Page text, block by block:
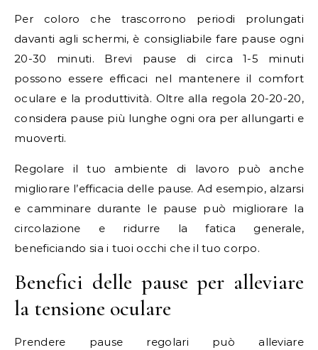
Per coloro che trascorrono periodi prolungati
davanti agli schermi, è consigliabile fare pause ogni
20-30 minuti. Brevi pause di circa 1-5 minuti
possono essere efficaci nel mantenere il comfort
oculare e la produttività. Oltre alla regola 20-20-20,
considera pause più lunghe ogni ora per allungarti e
muoverti.
Regolare il tuo ambiente di lavoro può anche
migliorare l’efficacia delle pause. Ad esempio, alzarsi
e camminare durante le pause può migliorare la
circolazione e ridurre la fatica generale,
beneficiando sia i tuoi occhi che il tuo corpo.
Benefici delle pause per alleviare
la tensione oculare
Prendere pause regolari può alleviare